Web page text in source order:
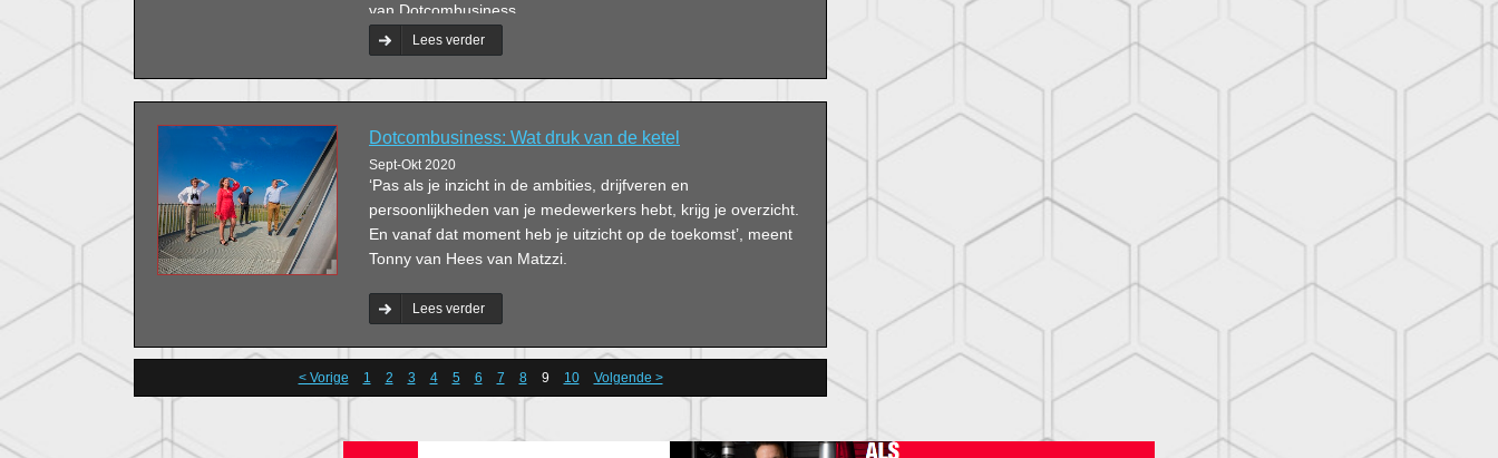
van Dotcombusiness.
Lees verder
Dotcombusiness: Wat druk van de ketel
Sept-Okt 2020
‘Pas als je inzicht in de ambities, drijfveren en
persoonlijkheden van je medewerkers hebt, krijg je overzicht.
En vanaf dat moment heb je uitzicht op de toekomst’, meent
Tonny van Hees van Matzzi.
Lees verder
< Vorige 1 2 3 4 5 6 7 8 9 10 Volgende >